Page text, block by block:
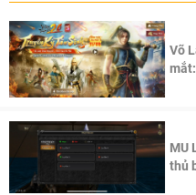
Võ
MU
thủ